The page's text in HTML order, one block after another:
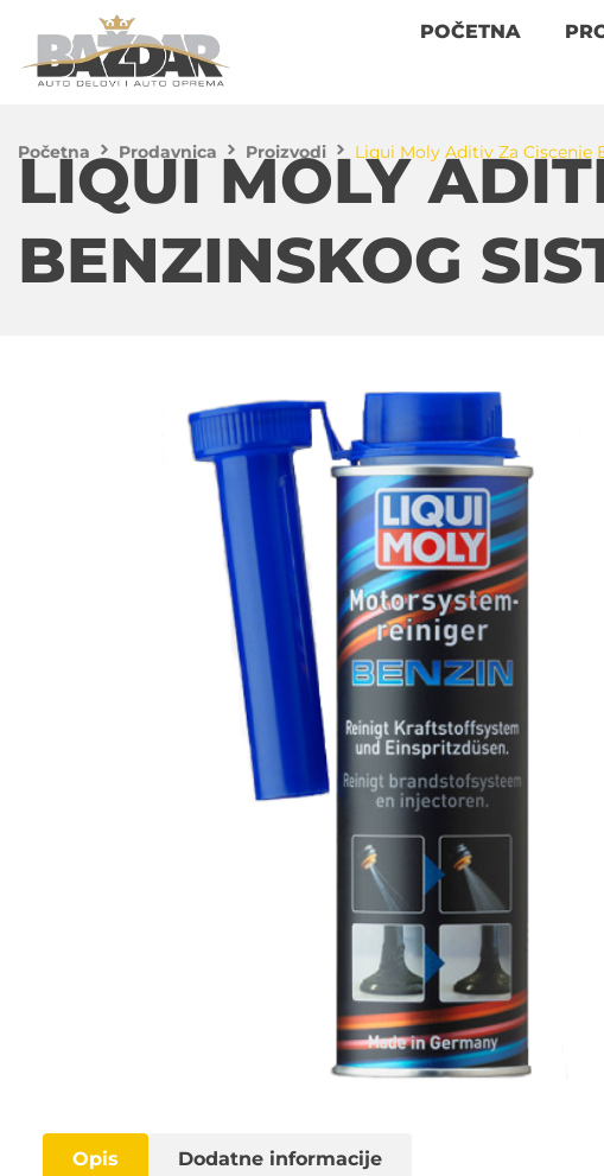
POČETNA
Početna Prodavnica Proizvodi Liqui Moly Aditiv Za Ciscenje
LIQUI MOLY
BENZINSKOG
Opis Dodatne informacije